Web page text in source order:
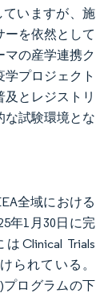
ていますが、施
を依然として
の産学連携ク
プロジェクト
とレジストリ
な試験環境とな
全域における
年1月30日に完
Clinical Trials
られている。
プログラムの下